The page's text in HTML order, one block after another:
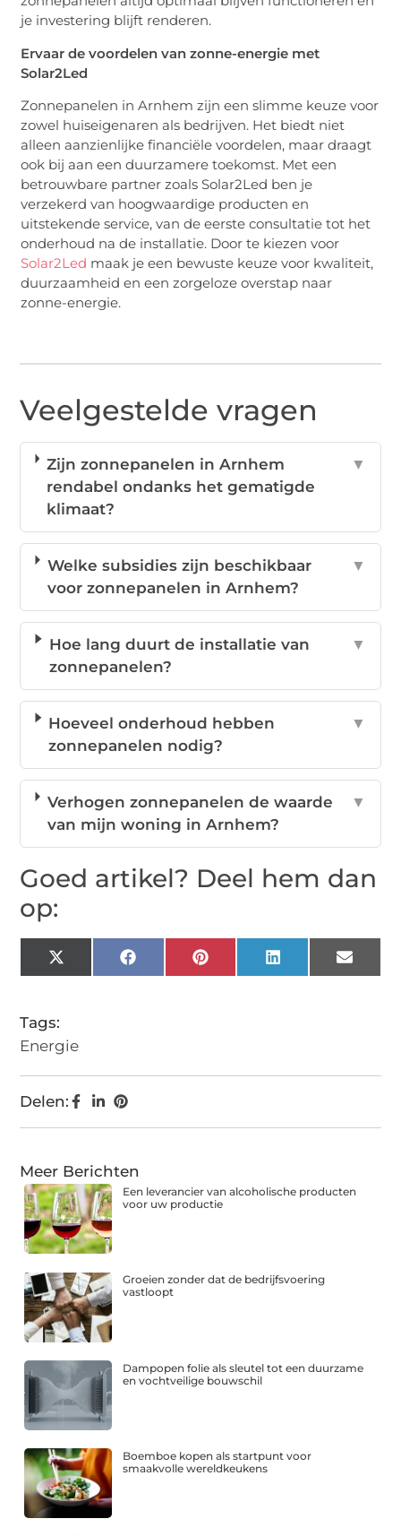
je investering blijft renderen.
Ervaar de voordelen van zonne-energie met
Solar2Led
Zonnepanelen in Arnhem zijn een slimme keuze voor
zowel huiseigenaren als bedrijven. Het biedt niet
alleen aanzienlijke financiële voordelen, maar draagt
ook bij aan een duurzamere toekomst. Met een
betrouwbare partner zoals Solar2Led ben je
verzekerd van hoogwaardige producten en
uitstekende service, van de eerste consultatie tot het
onderhoud na de installatie. Door te kiezen voor
Solar2Led maak je een bewuste keuze voor kwaliteit,
duurzaamheid en een zorgeloze overstap naar
zonne-energie.
Veelgestelde vragen
Zijn zonnepanelen in Arnhem
rendabel ondanks het gematigde
klimaat?
▼
Welke subsidies zijn beschikbaar
voor zonnepanelen in Arnhem?
▼
Hoe lang duurt de installatie van
zonnepanelen?
▼
Hoeveel onderhoud hebben
zonnepanelen nodig?
▼
Verhogen zonnepanelen de waarde
van mijn woning in Arnhem?
▼
Goed artikel? Deel hem dan
op:
X
(Twitter)
FacebookPinterestLinkedIn Email
Tags:
Energie
Delen:
Meer Berichten
Een leverancier van alcoholische producten
voor uw productie
Groeien zonder dat de bedrijfsvoering
vastloopt
Dampopen folie als sleutel tot een duurzame
en vochtveilige bouwschil
Boemboe kopen als startpunt voor
smaakvolle wereldkeukens